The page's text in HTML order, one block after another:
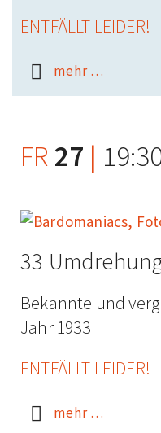
ENTFÄLLT LEIDER!
mehr …
FR 27 |
33
Bekannte und
Jahr 1933
ENTFÄLLT LEIDER!
mehr …